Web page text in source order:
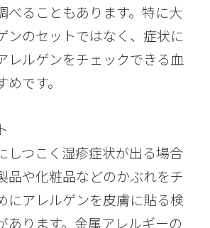
べることもあります。特に大
ンのセットではなく、症状に
レルゲンをチェックできる血
です。
しつこく湿疹症状が出る場合
品や化粧品などのかぶれをチ
にアレルゲンを皮膚に貼る検
あります。金属アレルギーの